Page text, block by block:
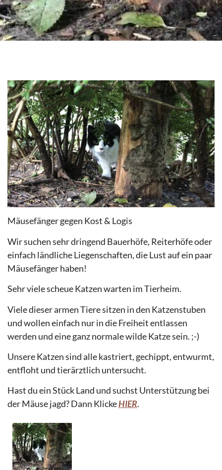
Mäusefänger gegen Kost & Logis
Wir suchen sehr dringend Bauerhöfe, Reiterhöfe oder
einfach ländliche Liegenschaften, die Lust auf ein paar
Mäusefänger haben!
Sehr viele scheue Katzen warten im Tierheim.
Viele dieser armen Tiere sitzen in den Katzenstuben
und wollen einfach nur in die Freiheit entlassen
werden und eine ganz normale wilde Katze sein. ;-)
Unsere Katzen sind alle kastriert, gechippt, entwurmt,
entfloht und tierärztlich untersucht.
Hast du ein Stück Land und suchst Unterstützung bei
der Mäuse jagd? Dann KlickeHIER.